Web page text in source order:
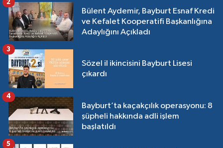
Bülent Aydemir, Bayburt Esnaf Kredi
ve Kefalet Kooperatifi Başkanlığına
Adaylığını Açıkladı
2
Sözel il ikincisini Bayburt Lisesi
çıkardı
3
Bayburt’ta kaçakçılık operasyonu: 8
şüpheli hakkında adli işlem
başlatıldı
4
5